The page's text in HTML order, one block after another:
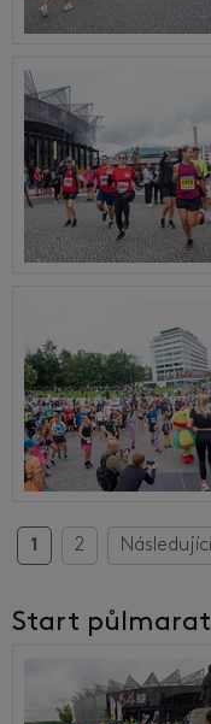
1 2 Následující
Start